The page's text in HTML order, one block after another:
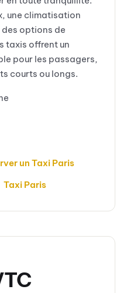
une climatisation
options de
taxis offrent un
pour les passagers,
courts ou longs.
un Taxi Paris
Taxi Paris